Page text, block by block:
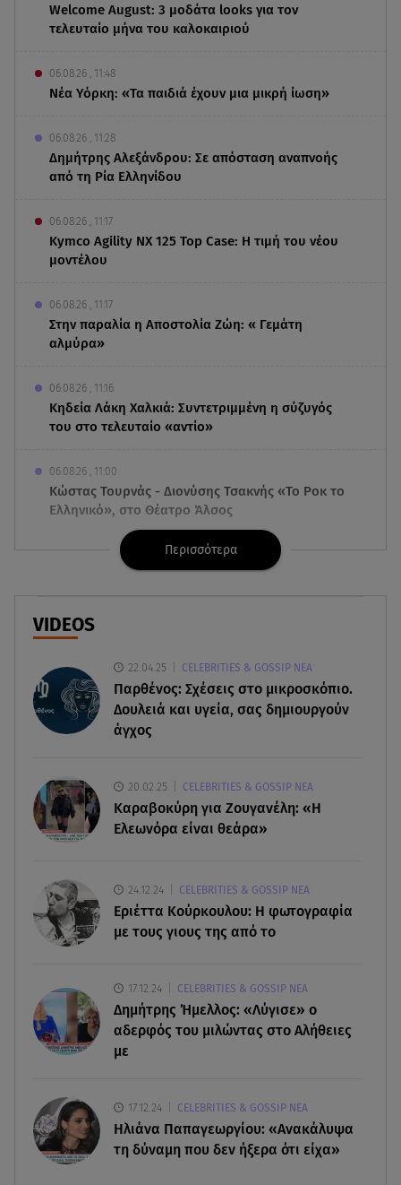
Welcome August: 3 μοδάτα looks για τον
τελευταίο μήνα του καλοκαιριού
06.08.26 , 11:48
Νέα Υόρκη: «Τα παιδιά έχουν μια μικρή ίωση»
06.08.26 , 11:28
Δημήτρης Αλεξάνδρου: Σε απόσταση αναπνοής
από τη Ρία Ελληνίδου
06.08.26 , 11:17
Kymco Agility NX 125 Τοp Case: Η τιμή του νέου
μοντέλου
06.08.26 , 11:17
Στην παραλία η Αποστολία Ζώη: « Γεμάτη
αλμύρα»
06.08.26 , 11:16
Κηδεία Λάκη Χαλκιά: Συντετριμμένη η σύζυγός
του στο τελευταίο «αντίο»
06.08.26 , 11:00
Κώστας Τουρνάς - Διονύσης Τσακνής «Το Ροκ το
Ελληνικό», στο Θέατρο Άλσος
06.08.26 , 10:52
Marfin: Στην Ελλάδα η 46χρονη που κατηγορείται
για την τραγωδία του 2010
06.08.26 , 10:33
Μάλια: Βούτηξε για να σώσει τη φίλη της και
πνίγηκε μπροστά στα παιδιά της
06.08.26 , 10:06
Η Δανάη Παππά κάνει διακοπές στην Εύβοια,
06.08.26 , 10:00
Eύκολη νηστίσιμη συνταγή για
γαριδομακαρονάδα με λευκή σάλτσα
06.08.26 , 09:56
Η Ελένη Μενεγάκη στο Φισκάρδο! Το look και η
βεντάλια που δεν αποχωρίστηκε
Λιάγκας - Αντωνά: Φωτογραφίες από τις glam
διακοπές τους στη Μύκονο
Περισσότερα
VIDEOS
22.04.25 CELEBRITIES & GOSSIP ΝΕΑ
Παρθένος: Σχέσεις στο μικροσκόπιο.
Δουλειά και υγεία, σας δημιουργούν
άγχος
20.02.25 CELEBRITIES & GOSSIP ΝΕΑ
Καραβοκύρη για Ζουγανέλη: «Η
Ελεωνόρα είναι θεάρα»
24.12.24 CELEBRITIES & GOSSIP ΝΕΑ
Εριέττα Κούρκουλου: Η φωτογραφία
με τους γιους της από το
17.12.24 CELEBRITIES & GOSSIP ΝΕΑ
Δημήτρης Ήμελλος: «Λύγισε» ο
αδερφός του μιλώντας στο Αλήθειες
με
17.12.24 CELEBRITIES & GOSSIP ΝΕΑ
Ηλιάνα Παπαγεωργίου: «Ανακάλυψα
τη δύναμη που δεν ήξερα ότι είχα»